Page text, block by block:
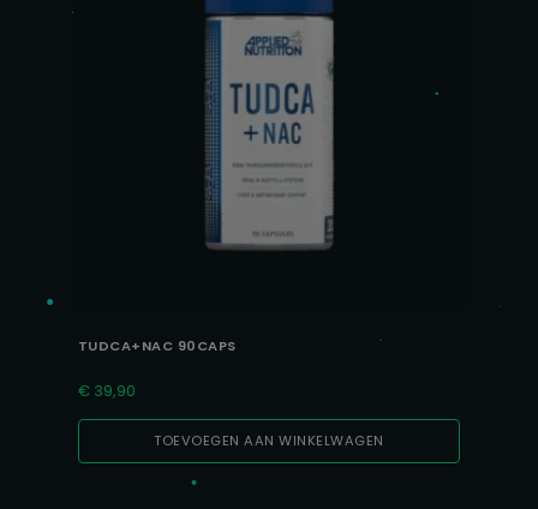
TUDCA+NAC 90CAPS
€39,90
TOEVOEGEN AAN WINKELWAGEN